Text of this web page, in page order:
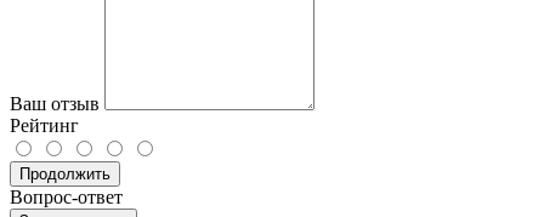
Ваш отзыв
Рейтинг
Продолжить
Вопрос-ответ